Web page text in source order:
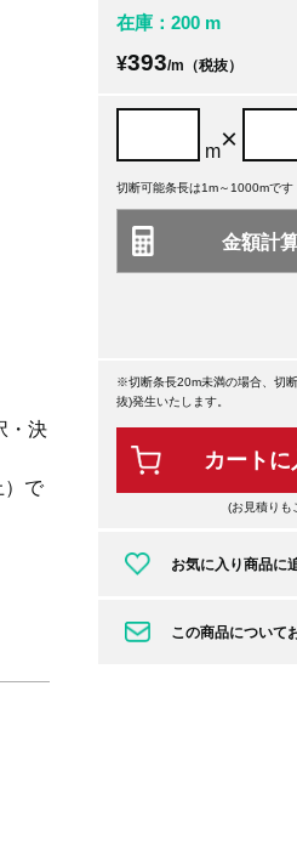
・決
）で
在庫：200 m
¥393/m（税抜）
m×
切断可能条長は1m～1000mです
※切断条長20m未満の場合、切
抜)発生いたします。
カートに
(お見積りも
お気に入り商品に
この商品について